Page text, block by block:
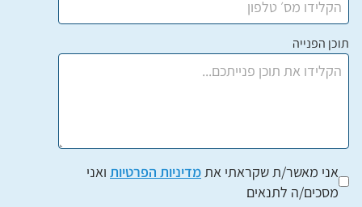
תוכן הפנייה
אני מאשר/ת שקראתי אתמדיניות הפרטיות ואני
מסכים/ה לתנאים